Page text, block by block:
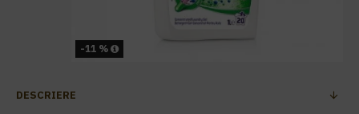
-11 %
DESCRIERE